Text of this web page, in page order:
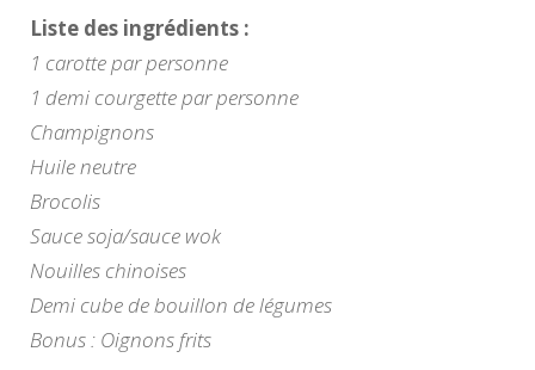
Liste des ingrédients :
1 carotte par personne
1 demi courgette par personne
Champignons
Huile neutre
Brocolis
Sauce soja/sauce wok
Nouilles chinoises
Demi cube de bouillon de légumes
Bonus : Oignons frits